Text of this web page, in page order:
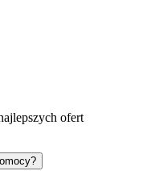
ofert